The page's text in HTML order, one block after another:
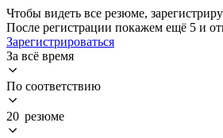
Чтобы видеть все резюме,
После регистрации покажем ещё 5 и
Зарегистрироваться
За всё время
По соответствию
20 резюме